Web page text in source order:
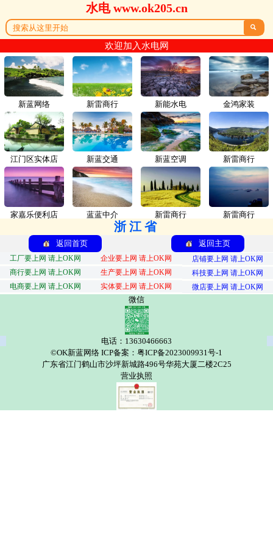
水电 www.ok205.cn

欢迎加入水电网
新蓝网络 新雷商行
江门区实体店 新蓝交通
家嘉乐便利店 蓝蓝中介
新能水电 金鸿家装
新蓝空调 新雷商行
新雷商行 新雷商行
浙江省
返回首页 返回主页
工厂要上网 请上OK网 企业要上网 请上OK网
店铺要上网 请上OK网
商行要上网 请上OK网
生产要上网 请上OK网
科技要上网 请上OK网
电商要上网 请上OK网
实体要上网 请上OK网 微店要上网 请上OK网
微信
电话：13630466663
©OK新蓝网络 ICP备案：粤ICP备2023009931号-1
广东省江门鹤山市沙坪新城路496号华苑大厦二楼2C25
营业执照